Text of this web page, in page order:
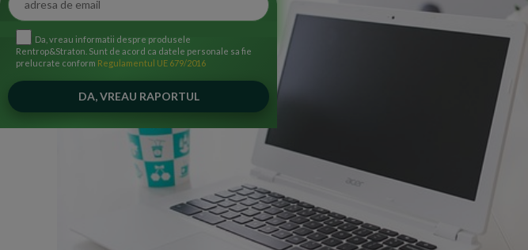
Da, vreau informatii despre produsele
Rentrop&Straton. Sunt de acord ca datele personale sa fie
prelucrate conform Regulamentul UE 679/2016